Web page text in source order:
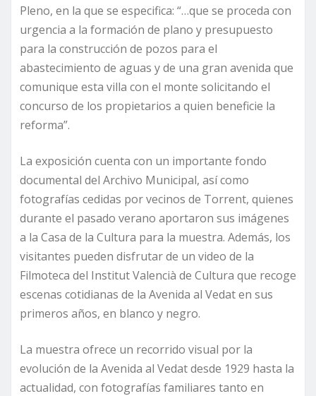
Pleno, en la que se especifica: “…que se proceda con
urgencia a la formación de plano y presupuesto
para la construcción de pozos para el
abastecimiento de aguas y de una gran avenida que
comunique esta villa con el monte solicitando el
concurso de los propietarios a quien beneficie la
reforma”.
La exposición cuenta con un importante fondo
documental del Archivo Municipal, así como
fotografías cedidas por vecinos de Torrent, quienes
durante el pasado verano aportaron sus imágenes
a la Casa de la Cultura para la muestra. Además, los
visitantes pueden disfrutar de un video de la
Filmoteca del Institut Valencià de Cultura que recoge
escenas cotidianas de la Avenida al Vedat en sus
primeros años, en blanco y negro.
La muestra ofrece un recorrido visual por la
evolución de la Avenida al Vedat desde 1929 hasta la
actualidad, con fotografías familiares tanto en